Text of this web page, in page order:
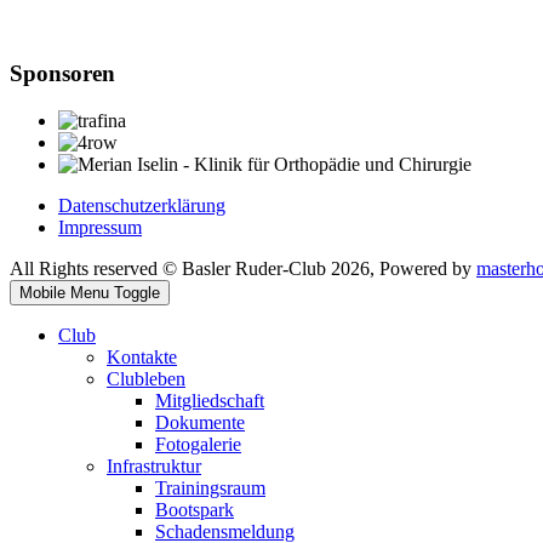
Sponsoren
Datenschutzerklärung
Impressum
All Rights reserved © Basler Ruder-Club 2026, Powered by
Mobile Menu Toggle
Club
Kontakte
Clubleben
Mitgliedschaft
Dokumente
Fotogalerie
Infrastruktur
Trainingsraum
Bootspark
Schadensmeldung